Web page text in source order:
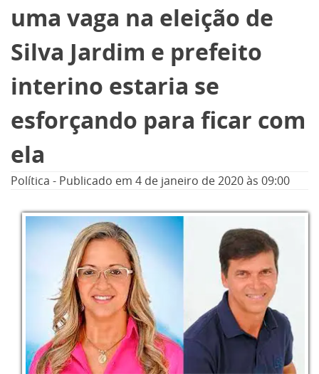
Cidades
Política
Opinião
Informe especial
uma vaga na eleição de
Silva Jardim e prefeito
interino estaria se
esforçando para ficar com
ela
Política - Publicado em 4 de janeiro de 2020às 09:00